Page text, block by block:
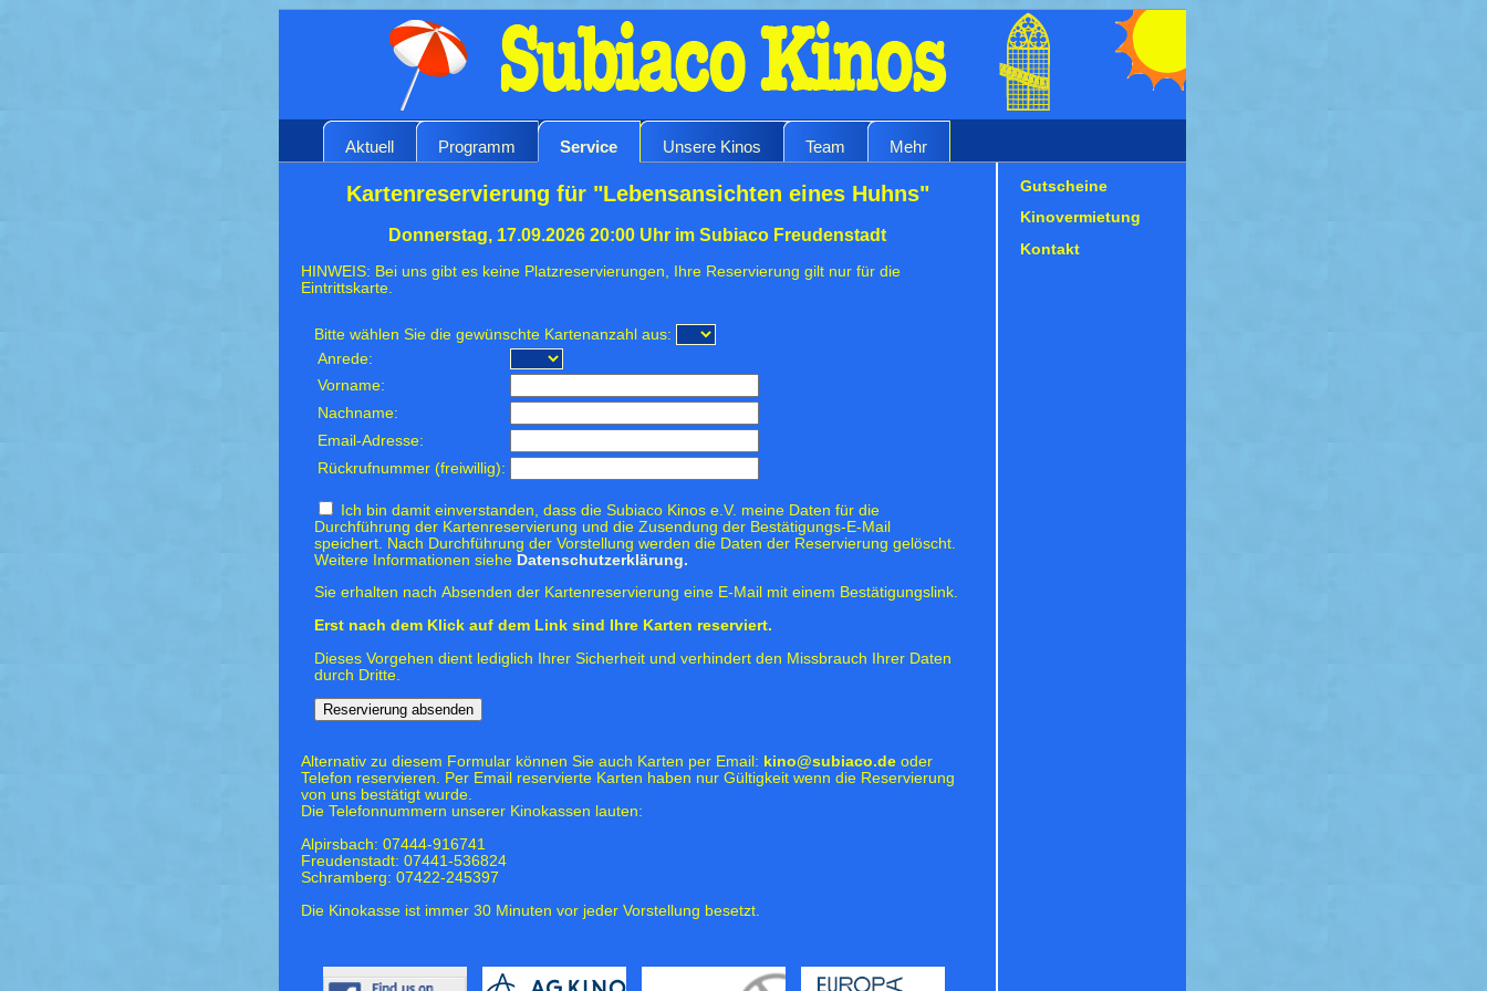
Aktuell Programm Service Unsere Kinos Team Mehr
Kartenreservierung für "Lebensansichten eines Huhns"
Donnerstag, 17.09.2026 20:00 Uhr im Subiaco Freudenstadt
HINWEIS: Bei uns gibt es keine Platzreservierungen, Ihre Reservierung gilt nur für die
Eintrittskarte.
Bitte wählen Sie die gewünschte Kartenanzahl aus:
Anrede:
Vorname:
Nachname:
Email-Adresse:
Rückrufnummer (freiwillig):
Ich bin damit einverstanden, dass die Subiaco Kinos e.V. meine Daten für die
Durchführung der Kartenreservierung und die Zusendung der Bestätigungs-E-Mail
speichert. Nach Durchführung der Vorstellung werden die Daten der Reservierung gelöscht.
Weitere Informationen siehe Datenschutzerklärung.
Sie erhalten nach Absenden der Kartenreservierung eine E-Mail mit einem Bestätigungslink.
Erst nach dem Klick auf dem Link sind Ihre Karten reserviert.
Dieses Vorgehen dient lediglich Ihrer Sicherheit und verhindert den Missbrauch Ihrer Daten
durch Dritte.
Alternativ zu diesem Formular können Sie auch Karten per Email: kino@subiaco.de oder
Telefon reservieren. Per Email reservierte Karten haben nur Gültigkeit wenn die Reservierung
von uns bestätigt wurde.
Die Telefonnummern unserer Kinokassen lauten:
Alpirsbach: 07444-916741
Freudenstadt: 07441-536824
Schramberg: 07422-245397
Die Kinokasse ist immer 30 Minuten vor jeder Vorstellung besetzt.
Gutscheine
Kinovermietung
Kontakt